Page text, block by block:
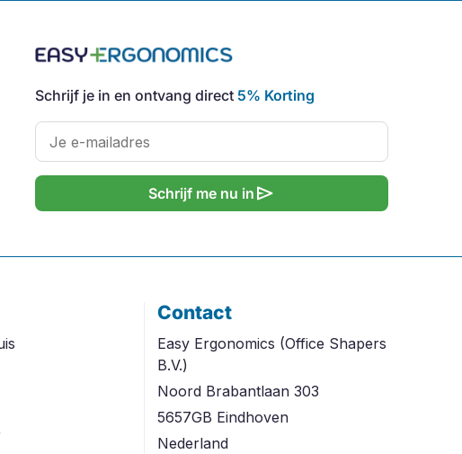
Schrijf je in en ontvang direct 5% Korting
Schrijf me nu in send
Contact
Easy Ergonomics (Office Shapers
B.V.)
Noord Brabantlaan 303
5657GB Eindhoven
Nederland